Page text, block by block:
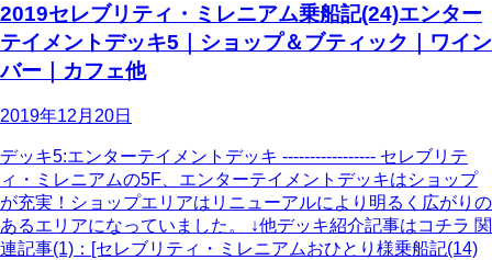
2019セレブリティ・ミレニアム乗船記(24)エンター
テイメントデッキ5｜ショップ＆ブティック｜ワイン
バー｜カフェ他
2019年12月20日
デッキ5:エンターテイメントデッキ ----------------- セレブリテ
ィ・ミレニアムの5F、エンターテイメントデッキはショップ
が充実！ショップエリアはリニューアルにより明るく広がりの
あるエリアになっていました。 ↓他デッキ紹介記事はコチラ 関
連記事(1)：[セレブリティ・ミレニアムおひとり様乗船記(14)